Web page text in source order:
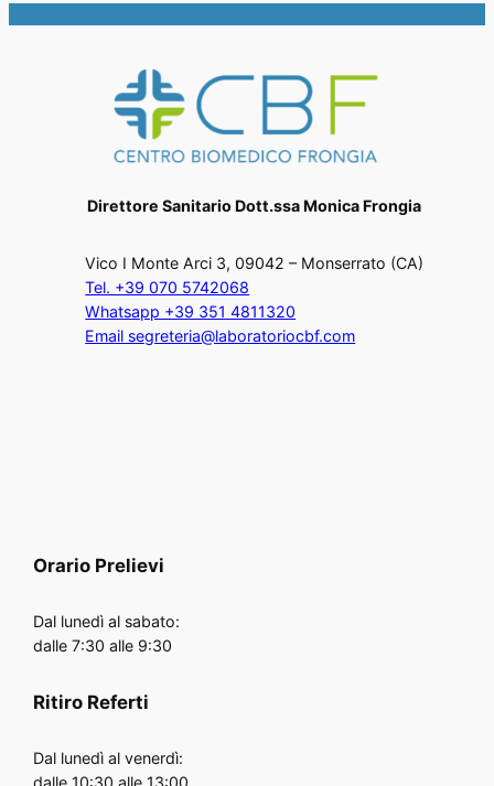
Direttore Sanitario Dott.ssa Monica Frongia
Vico I Monte Arci 3, 09042 – Monserrato (CA)
Tel. +39 070 5742068
Whatsapp +39 351 4811320
Email segreteria@laboratoriocbf.com
Orario Prelievi
Dal lunedì al sabato:
dalle 7:30 alle 9:30
Ritiro Referti
Dal lunedì al venerdì:
dalle 10:30 alle 13:00